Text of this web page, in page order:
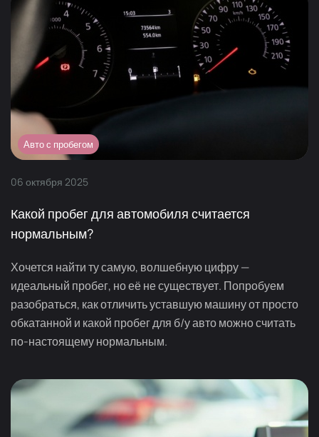
Авто с пробегом
06 октября 2025
Какой пробег для автомобиля считается
нормальным?
Хочется найти ту самую, волшебную цифру —
идеальный пробег, но её не существует. Попробуем
разобраться, как отличить уставшую машину от просто
обкатанной и какой пробег для б/у авто можно считать
по-настоящему нормальным.